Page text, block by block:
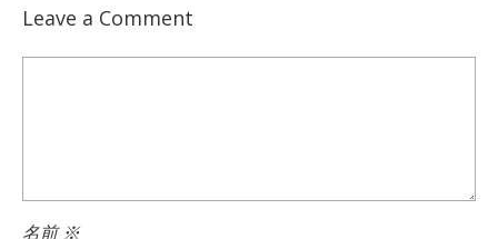
Leave a Comment
名前※